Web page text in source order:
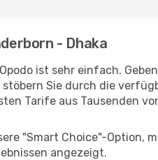
- Dhaka
ist sehr einfach.
Sie durch die
Tarife aus Tausenden
"Smart Choice"-
angezeigt.